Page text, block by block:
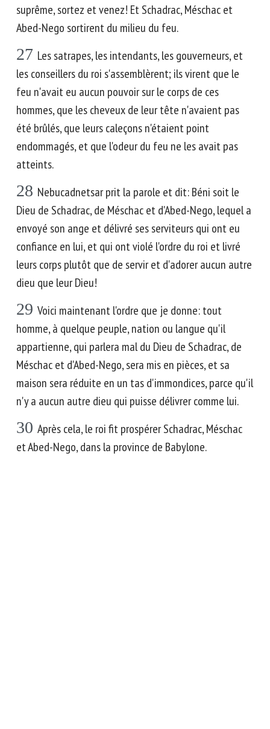
suprême, sortez et venez! Et Schadrac, Méschac et
Abed-Nego sortirent du milieu du feu.
27 Les satrapes, les intendants, les gouverneurs, et
les conseillers du roi s'assemblèrent; ils virent que le
feu n'avait eu aucun pouvoir sur le corps de ces
hommes, que les cheveux de leur tête n'avaient pas
été brûlés, que leurs caleçons n'étaient point
endommagés, et que l'odeur du feu ne les avait pas
atteints.
28 Nebucadnetsar prit la parole et dit: Béni soit le
Dieu de Schadrac, de Méschac et d'Abed-Nego, lequel a
envoyé son ange et délivré ses serviteurs qui ont eu
confiance en lui, et qui ont violé l'ordre du roi et livré
leurs corps plutôt que de servir et d'adorer aucun autre
dieu que leur Dieu!
29 Voici maintenant l'ordre que je donne: tout
homme, à quelque peuple, nation ou langue qu'il
appartienne, qui parlera mal du Dieu de Schadrac, de
Méschac et d'Abed-Nego, sera mis en pièces, et sa
maison sera réduite en un tas d'immondices, parce qu'il
n'y a aucun autre dieu qui puisse délivrer comme lui.
30 Après cela, le roi fit prospérer Schadrac, Méschac
et Abed-Nego, dans la province de Babylone.